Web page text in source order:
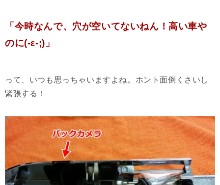
「今時なんで、穴が空いてないねん！高い車や
のに(-ε-;)」
って、いつも思っちゃいますよね。ホント面倒くさいし
緊張する！